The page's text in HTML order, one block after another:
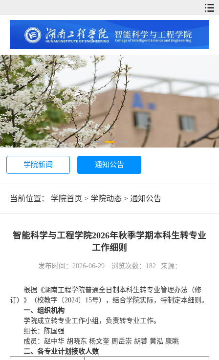
学院新闻 通知公告
当前位置： 学院首页 > 学院动态 > 通知公告
智能科学与工程学院2026年秋季学期本科生转专业
工作细则
发布时间：2026-06-29 浏览次数： 182 来源：
根据《湖南工程学院普通全日制本科生转专业管理办法（修
订）》（校教字〔2024〕15号），结合学院实际，特制定本细则。
一、组织机构
学院成立转专业工作小组，负责转专业工作。
组长：陈国强
成员：赵中华 胡晓东 杨文奎 周岳崇 胡蓉 黄泓 康眺
二、各专业计划接收人数